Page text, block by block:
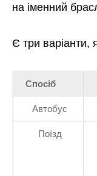
на іменний
Є три варіанти,
Спосіб
Автобус
Поїзд